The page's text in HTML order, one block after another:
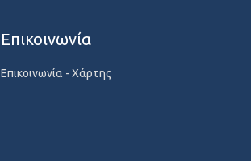
Επικοινωνία
Επικοινωνία - Χάρτης